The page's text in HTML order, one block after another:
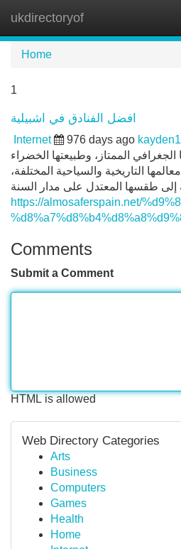
ukdirectoryof
Home
1
افضل الفنادق في اشبيلية
Internet 976 days ago
الممتاز، وطبيعتها الخضراء
التاريخية والسياحية المختلفة،
إلى طقسها المعتدل على مدار السنة
https://almosaferspain.net/
Comments
Submit a Comment
HTML is allowed
Web Directory Categories
Arts
Business
Computers
Games
Health
Home